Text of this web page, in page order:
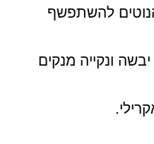
להשתפשף
ונקייה מנקים